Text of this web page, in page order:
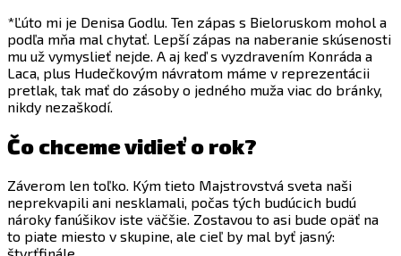
*Ľúto mi je Denisa Godlu. Ten zápas s Bieloruskom mohol a
podľa mňa mal chytať. Lepší zápas na naberanie skúsenosti
mu už vymyslieť nejde. A aj keď s vyzdravením Konráda a
Laca, plus Hudečkovým návratom máme v reprezentácii
pretlak, tak mať do zásoby o jedného muža viac do bránky,
nikdy nezaškodí.
Čo chceme vidieť o rok?
Záverom len toľko. Kým tieto Majstrovstvá sveta naši
neprekvapili ani nesklamali, počas tých budúcich budú
nároky fanúšikov iste väčšie. Zostavou to asi bude opäť na
to piate miesto v skupine, ale cieľ by mal byť jasný: